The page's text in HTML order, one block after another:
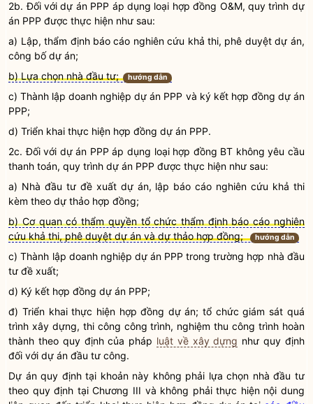
2b. Đối vớidự án PPP áp dụng loại hợp đồng O&M, quy trình dự
án PPP được thực hiện như sau:
a) Lập, thẩm định báo cáo nghiên cứu khả thi, phê duyệt dự án,
công bố dự án;
b) Lựa chọn nhà đầu tư;
hướng dẫn
c) Thành lập doanh nghiệp dự án PPP và ký kết hợp đồng dự án
PPP;
d) Triển khai thực hiện hợp đồngdự án PPP.
2c. Đối với dự án PPP áp dụng loại hợp đồng BT không yêu cầu
thanh toán, quy trìnhdự án PPP được thực hiện như sau:
a) Nhà đầu tưđề xuất dự án, lập báo cáo nghiên cứu khả thi
kèm theo dự thảo hợp đồng;
b) Cơ quan có thẩm quyền tổ chức thẩm định báo cáo nghiên
cứu khả thi, phê duyệt dự án và dự thảo hợp đồng;
hướng dẫn
c) Thành lập doanh nghiệp dự án PPP trong trường hợp nhà đầu
tư đề xuất;
d) Ký kết hợp đồng dự án PPP;
đ) Triển khai thực hiện hợp đồng dự án; tổ chức giám sát quá
trình xây dựng, thi công công trình, nghiệm thu công trình hoàn
thành theo quy định của pháp luật về xây dựng như quy định
đối vớidự án đầu tư công.
Dự án quy định tại khoản này không phải lựa chọn nhà đầu tư
theo quy định tại Chương III và không phải thực hiện nội dung